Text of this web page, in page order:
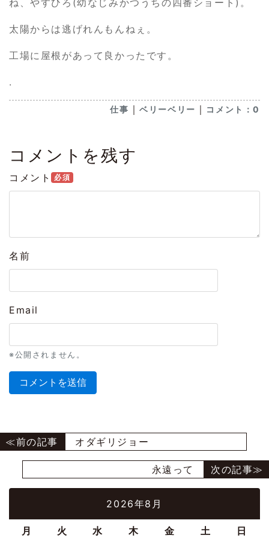
太陽からは逃げれんもんねぇ。
工場に屋根があって良かったです。
.
仕事 ｜ベリーベリー ｜ コメント：0
コメントを残す
コメント 必須
名前
Email
※公開されません。
オダギリジョー
永遠って
2026年8月
月 火 水 木 金 土 日